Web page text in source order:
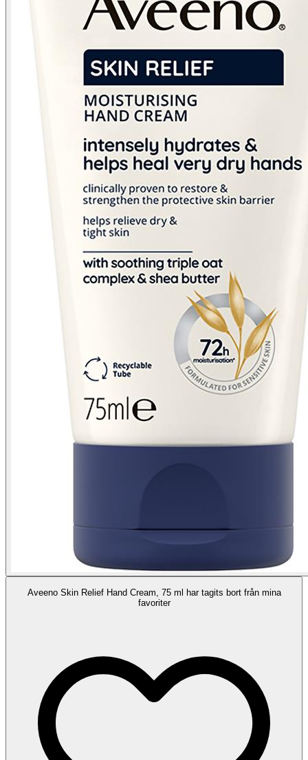
Aveeno Skin Relief Hand Cream, 75 ml har tagits bort från mina
favoriter